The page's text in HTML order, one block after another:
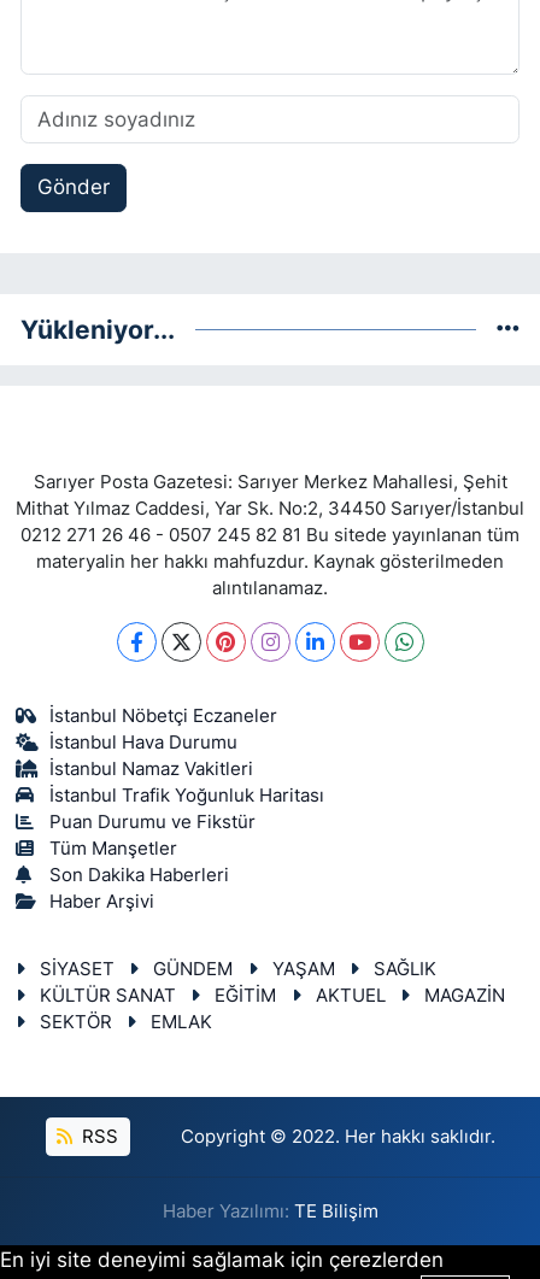
Gönder
Yükleniyor...
Sarıyer Posta Gazetesi: Sarıyer Merkez Mahallesi, Şehit
Mithat Yılmaz Caddesi, Yar Sk. No:2, 34450 Sarıyer/İstanbul
0212 271 26 46 - 0507 245 82 81 Bu sitede yayınlanan tüm
materyalin her hakkı mahfuzdur. Kaynak gösterilmeden
alıntılanamaz.
İstanbul Nöbetçi Eczaneler
İstanbul Hava Durumu
İstanbul Namaz Vakitleri
İstanbul Trafik Yoğunluk Haritası
Puan Durumu ve Fikstür
Tüm Manşetler
Son Dakika Haberleri
Haber Arşivi
SİYASET GÜNDEM YAŞAM
SAĞLIK
KÜLTÜR SANAT
EĞİTİM AKTUEL
MAGAZİN
SEKTÖR
EMLAK
RSS Copyright © 2022. Her hakkı saklıdır.
Haber Yazılımı: TE Bilişim
En iyi site deneyimi sağlamak için çerezlerden